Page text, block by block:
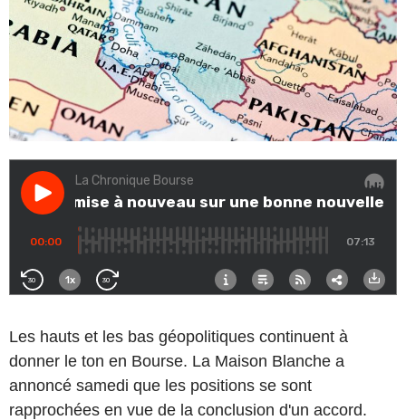
Les hauts et les bas géopolitiques continuent à
donner le ton en Bourse. La Maison Blanche a
annoncé samedi que les positions se sont
rapprochées en vue de la conclusion d'un accord.